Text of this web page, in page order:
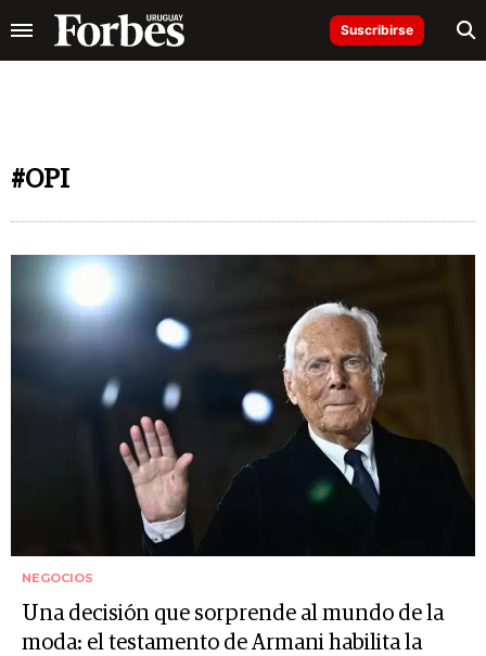
Suscribirse
#OPI
NEGOCIOS
Una decisión que sorprende al mundo de la
moda: el testamento de Armani habilita la